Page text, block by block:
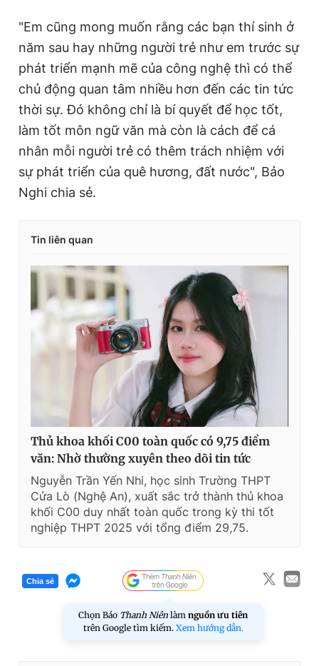
"Em cũng mong muốn rằng các bạn thí sinh ở
năm sau hay những người trẻ như em trước sự
phát triển mạnh mẽ của công nghệ thì có thể
chủ động quan tâm nhiều hơn đến các tin tức
thời sự. Đó không chỉ là bí quyết để học tốt,
làm tốt môn ngữ văn mà còn là cách để cá
nhân mỗi người trẻ có thêm trách nhiệm với
sự phát triển của quê hương, đất nước", Bảo
Nghi chia sẻ.
Tin liên quan
Thủ khoa khối C00 toàn quốc có 9,75 điểm
văn: Nhờ thường xuyên theo dõi tin tức
Nguyễn Trần Yến Nhi, học sinh Trường THPT
Cửa Lò (Nghệ An), xuất sắc trở thành thủ khoa
khối C00 duy nhất toàn quốc trong kỳ thi tốt
nghiệp THPT 2025 với tổng điểm 29,75.
Chia sẻ
Chọn Báo Thanh Niên làm nguồn ưu tiên
trên Google tìm kiếm. Xem hướng dẫn.